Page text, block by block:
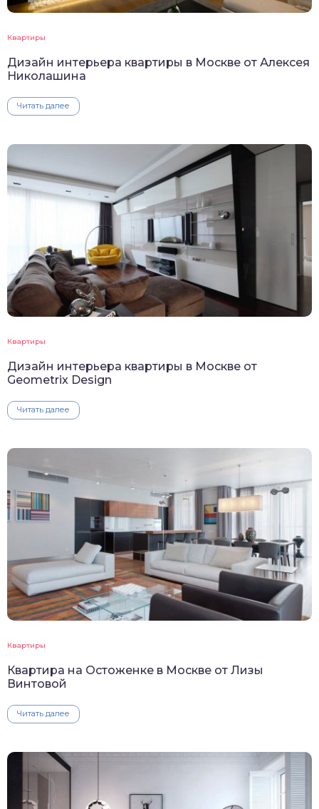
Квартиры
Дизайн интерьера квартиры в Москве от Алексея
Николашина
Читать далее
Квартиры
Дизайн интерьера квартиры в Москве от
Geometrix Design
Читать далее
Квартиры
Квартира на Остоженке в Москве от Лизы
Винтовой
Читать далее